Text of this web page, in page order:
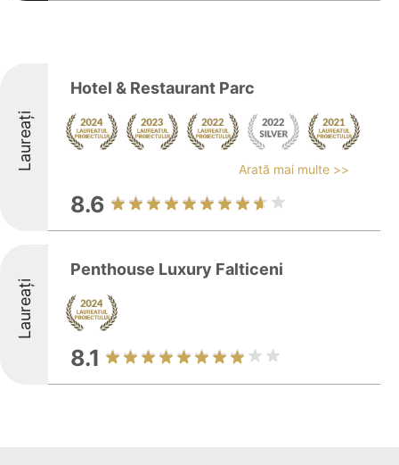
Laureați
Hotel & Restaurant Parc
Arată mai multe >>
8.6
Laureați
Penthouse Luxury Falticeni
8.1